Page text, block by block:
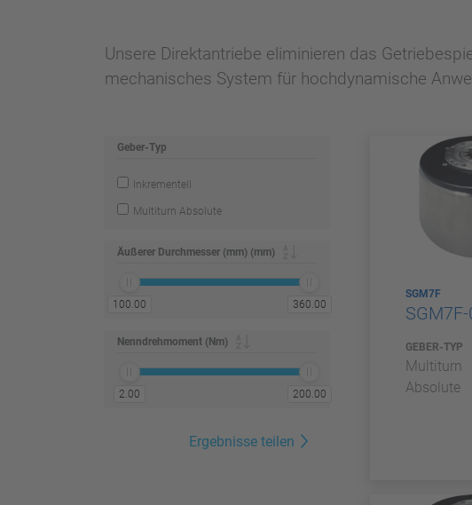
Unsere Direktantriebe eliminieren das
mechanisches System für hochdynamische
Geber-Typ
Inkrementell
Multiturn Absolute
Äußerer Durchmesser (mm) (mm)
100.00 360.00
Nenndrehmoment (Nm)
2.00 200.00
Ergebnisse teilen
SGM7F
GEBER-TYP
Multiturn
Absolute